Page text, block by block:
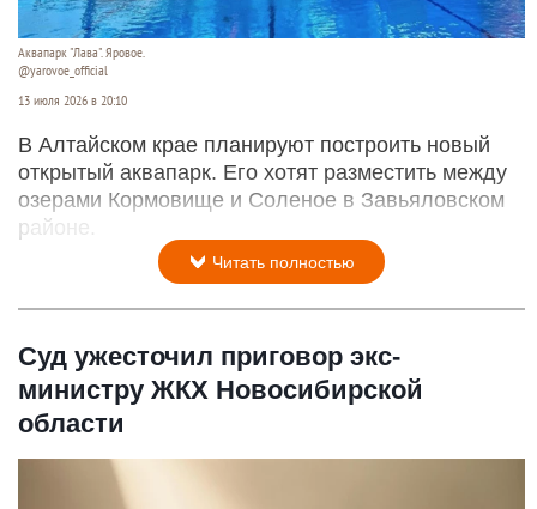
Аквапарк "Лава". Яровое.
@yarovoe_official
13 июля 2026 в 20:10
В Алтайском крае планируют построить новый
открытый аквапарк. Его хотят разместить между
озерами Кормовище и Соленое в Завьяловском
районе.
Читать полностью
Суд ужесточил приговор экс-
министру ЖКХ Новосибирской
области